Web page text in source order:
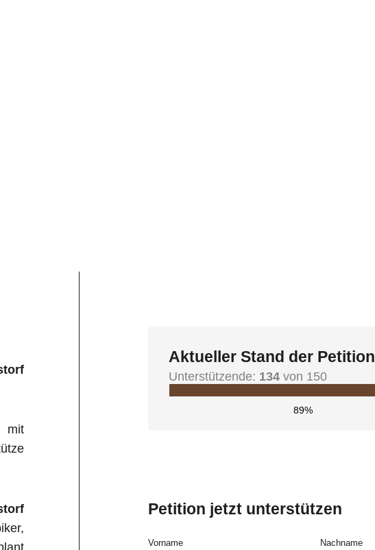
mit
Aktueller Stand der Petition
Unterstützende: 134 von 150
89%
Petition jetzt unterstützen
Vorname Nachname